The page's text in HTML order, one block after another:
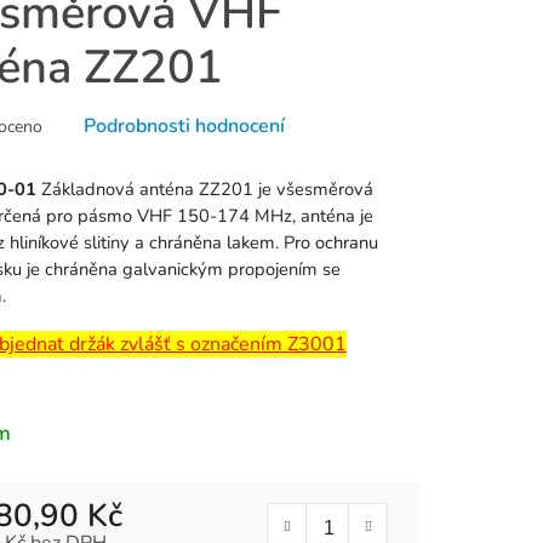
VHF
ZZ201
Podrobnosti hodnocení
01 Základnová anténa ZZ201 je všesměrová
pro pásmo VHF 150-174 MHz, anténa je
hliníkové slitiny a chráněna lakem. Pro ochranu
je chráněna galvanickým propojením se
držák zvlášť s označením Z3001
Kč